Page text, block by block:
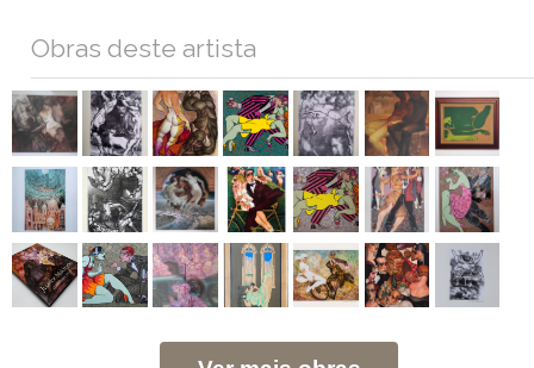
Obras deste artista